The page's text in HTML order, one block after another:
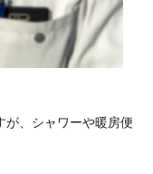
が、シャワーや暖房便